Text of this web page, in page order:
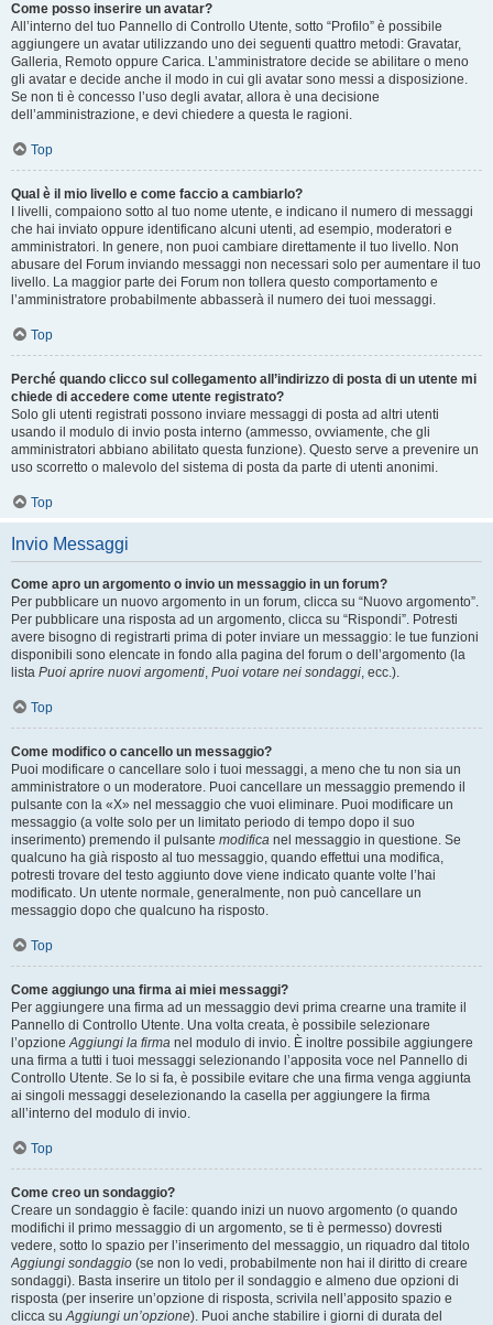
Come posso inserire un avatar?
All’interno del tuo Pannello di Controllo Utente, sotto “Profilo” è possibile
aggiungere un avatar utilizzando uno dei seguenti quattro metodi: Gravatar,
Galleria, Remoto oppure Carica. L’amministratore decide se abilitare o meno
gli avatar e decide anche il modo in cui gli avatar sono messi a disposizione.
Se non ti è concesso l’uso degli avatar, allora è una decisione
dell’amministrazione, e devi chiedere a questa le ragioni.
Top
Qual è il mio livello e come faccio a cambiarlo?
I livelli, compaiono sotto al tuo nome utente, e indicano il numero di messaggi
che hai inviato oppure identificano alcuni utenti, ad esempio, moderatori e
amministratori. In genere, non puoi cambiare direttamente il tuo livello. Non
abusare del Forum inviando messaggi non necessari solo per aumentare il tuo
livello. La maggior parte dei Forum non tollera questo comportamento e
l’amministratore probabilmente abbasserà il numero dei tuoi messaggi.
Top
Perché quando clicco sul collegamento all’indirizzo di posta di un utente mi
chiede di accedere come utente registrato?
Solo gli utenti registrati possono inviare messaggi di posta ad altri utenti
usando il modulo di invio posta interno (ammesso, ovviamente, che gli
amministratori abbiano abilitato questa funzione). Questo serve a prevenire un
uso scorretto o malevolo del sistema di posta da parte di utenti anonimi.
Top
Invio Messaggi
Come apro un argomento o invio un messaggio in un forum?
Per pubblicare un nuovo argomento in un forum, clicca su “Nuovo argomento”.
Per pubblicare una risposta ad un argomento, clicca su “Rispondi”. Potresti
avere bisogno di registrarti prima di poter inviare un messaggio: le tue funzioni
disponibili sono elencate in fondo alla pagina del forum o dell’argomento (la
lista Puoi aprire nuovi argomenti, Puoi votare nei sondaggi, ecc.).
Top
Come modifico o cancello un messaggio?
Puoi modificare o cancellare solo i tuoi messaggi, a meno che tu non sia un
amministratore o un moderatore. Puoi cancellare un messaggio premendo il
pulsante con la «X» nel messaggio che vuoi eliminare. Puoi modificare un
messaggio (a volte solo per un limitato periodo di tempo dopo il suo
inserimento) premendo il pulsante modifica nel messaggio in questione. Se
qualcuno ha già risposto al tuo messaggio, quando effettui una modifica,
potresti trovare del testo aggiunto dove viene indicato quante volte l’hai
modificato. Un utente normale, generalmente, non può cancellare un
messaggio dopo che qualcuno ha risposto.
Top
Come aggiungo una firma ai miei messaggi?
Per aggiungere una firma ad un messaggio devi prima crearne una tramite il
Pannello di Controllo Utente. Una volta creata, è possibile selezionare
l’opzioneAggiungi la firma nel modulo di invio. È inoltre possibile aggiungere
una firma a tutti i tuoi messaggi selezionando l’apposita voce nel Pannello di
Controllo Utente. Se lo si fa, è possibile evitare che una firma venga aggiunta
ai singoli messaggi deselezionando la casella per aggiungere la firma
all’interno del modulo di invio.
Top
Come creo un sondaggio?
Creare un sondaggio è facile: quando inizi un nuovo argomento (o quando
modifichi il primo messaggio di un argomento, se ti è permesso) dovresti
vedere, sotto lo spazio per l’inserimento del messaggio, un riquadro dal titolo
Aggiungi sondaggio (se non lo vedi, probabilmente non hai il diritto di creare
sondaggi). Basta inserire un titolo per il sondaggio e almeno due opzioni di
risposta (per inserire un’opzione di risposta, scrivila nell’apposito spazio e
clicca suAggiungi un’opzione). Puoi anche stabilire i giorni di durata del